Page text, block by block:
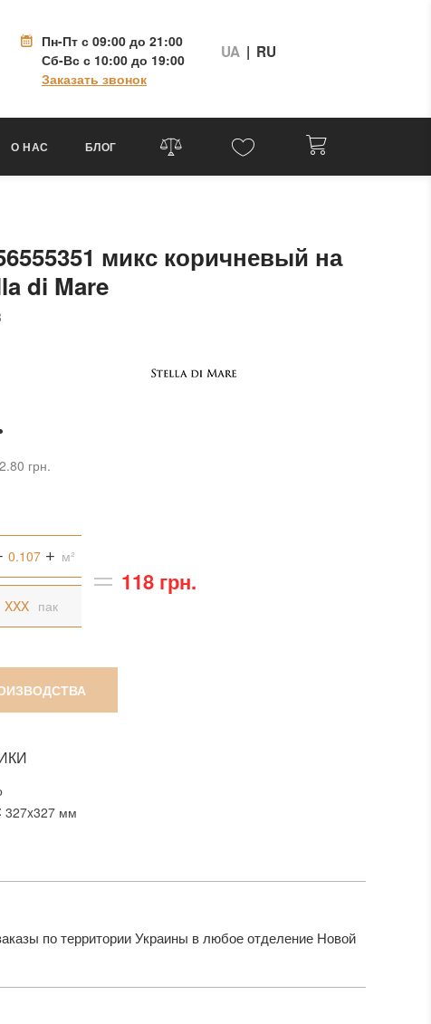
Пн-Пт с 09:00 до 21:00
Сб-Вс с 10:00 до 19:00
Заказать звонок
UA | RU
О НАС БЛОГ
микс коричневый на
di Mare
грн.
м²
пак
118 грн.
327x327 мм
по территории Украины в любое отделение Новой